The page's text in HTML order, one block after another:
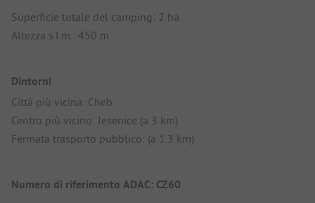
Superficie totale del camping: 2 ha
Altezza s.l.m.: 450 m
Dintorni
Città più vicina: Cheb
Centro più vicino: Jesenice (a 3 km)
Fermata trasporto pubblico: (a 1.3 km)
Numero di riferimento ADAC: CZ60